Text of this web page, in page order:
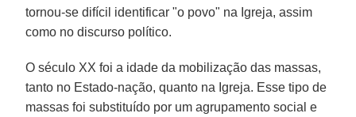
tornou-se difícil identificar "o povo" na Igreja, assim
como no discurso político.
O século XX foi a idade da mobilização das massas,
tanto no Estado-nação, quanto na Igreja. Esse tipo de
massas foi substituído por um agrupamento social e